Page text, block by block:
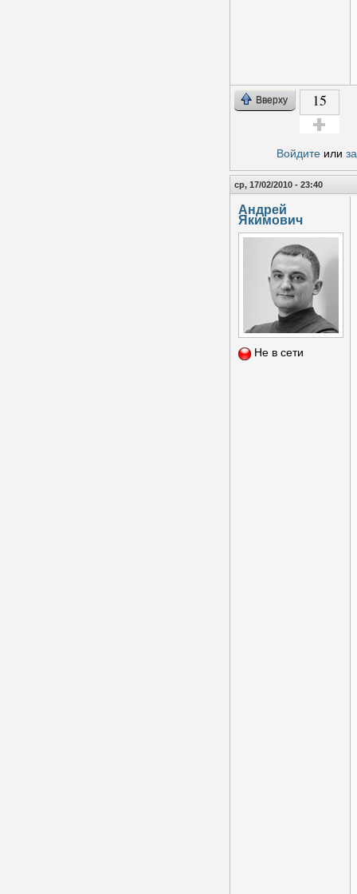
Вверху 15
Войдитеили
ср, 17/02/2010 - 23:40
Андрей
Якимович
Не в сети